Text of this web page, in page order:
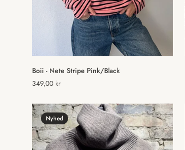
Vælg muligheder
Boii - Nete Stripe Pink/Black
Normal
349,00 kr
Nyhed